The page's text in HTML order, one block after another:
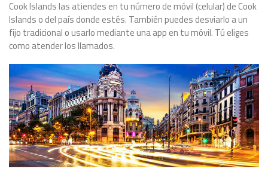
Cook Islands las atiendes en tu número de móvil (celular) de Cook
Islands o del país donde estés. También puedes desviarlo a un
fijo tradicional o usarlo mediante una app en tu móvil. Tú eliges
como atender los llamados.